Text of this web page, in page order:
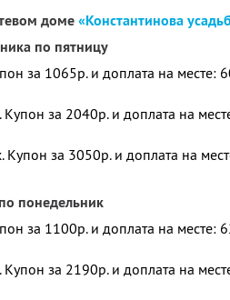
доме«Константинова
по пятницу
за 1065р. и доплата на месте:
Купон за 2040р. и доплата на
Купон за 3050р. и доплата на
понедельник
за 1100р. и доплата на месте:
Купон за 2190р. и доплата на